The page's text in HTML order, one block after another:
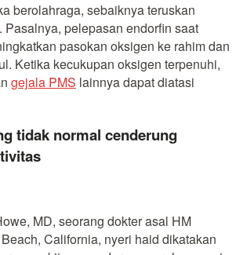
berolahraga, sebaiknya teruskan
Pasalnya, pelepasan endorfin saat
pasokan oksigen ke rahim dan
Ketika kecukupan oksigen terpenuhi,
gejala PMS lainnya dapat diatasi
tidak normal cenderung
MD, seorang dokter asal HM
California, nyeri haid dikatakan